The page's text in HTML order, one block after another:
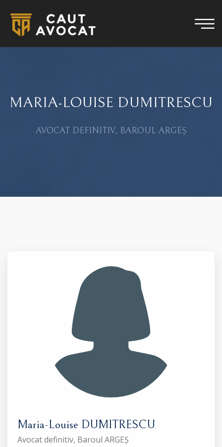
MARIA-LOUISE DUMITRESCU
AVOCAT DEFINITIV, BAROUL ARGEȘ
Maria-Louise DUMITRESCU
Avocat definitiv, Baroul ARGEȘ